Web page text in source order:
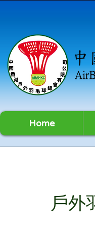
Home
戶外